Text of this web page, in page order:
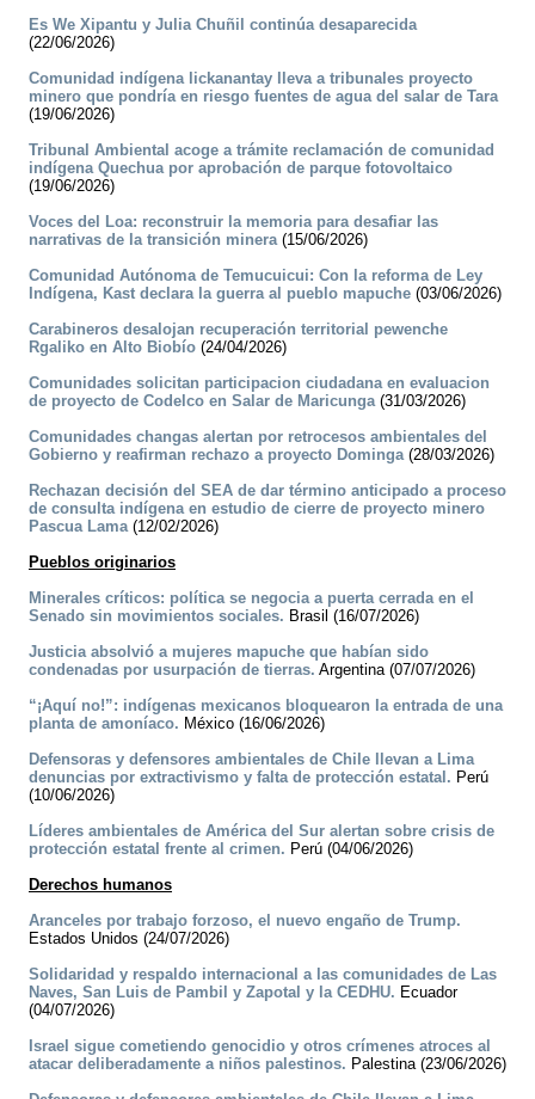
Es We Xipantu y Julia Chuñil continúa desaparecida
(22/06/2026)
Comunidad indígena lickanantay lleva a tribunales proyecto
minero que pondría en riesgo fuentes de agua del salar de Tara
(19/06/2026)
Tribunal Ambiental acoge a trámite reclamación de comunidad
indígena Quechua por aprobación de parque fotovoltaico
(19/06/2026)
Voces del Loa: reconstruir la memoria para desafiar las
narrativas de la transición minera(15/06/2026)
Comunidad Autónoma de Temucuicui: Con la reforma de Ley
Indígena, Kast declara la guerra al pueblo mapuche (03/06/2026)
Carabineros desalojan recuperación territorial pewenche
Rgaliko en Alto Biobío (24/04/2026)
Comunidades solicitan participacion ciudadana en evaluacion
de proyecto de Codelco en Salar de Maricunga(31/03/2026)
Comunidades changas alertan por retrocesos ambientales del
Gobierno y reafirman rechazo a proyecto Dominga(28/03/2026)
Rechazan decisión del SEA de dar término anticipado a proceso
de consulta indígena en estudio de cierre de proyecto minero
Pascua Lama(12/02/2026)
Pueblos originarios
Minerales críticos: política se negocia a puerta cerrada en el
Senado sin movimientos sociales. Brasil (16/07/2026)
Justicia absolvió a mujeres mapuche que habían sido
condenadas por usurpación de tierras. Argentina (07/07/2026)
“¡Aquí no!”: indígenas mexicanos bloquearon la entrada de una
planta de amoníaco. México (16/06/2026)
Defensoras y defensores ambientales de Chile llevan a Lima
denuncias por extractivismo y falta de protección estatal. Perú
(10/06/2026)
Líderes ambientales de América del Sur alertan sobre crisis de
protección estatal frente al crimen. Perú (04/06/2026)
Derechos humanos
Aranceles por trabajo forzoso, el nuevo engaño de Trump.
Estados Unidos (24/07/2026)
Solidaridad y respaldo internacional a las comunidades de Las
Naves, San Luis de Pambil y Zapotal y la CEDHU. Ecuador
(04/07/2026)
Israel sigue cometiendo genocidio y otros crímenes atroces al
atacar deliberadamente a niños palestinos. Palestina (23/06/2026)